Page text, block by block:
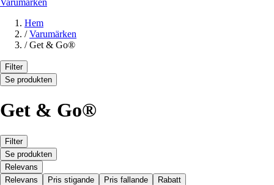
Varumärken
Hem
/ Varumärken
/ Get & Go®
Filter
Se produkten
Get & Go®
Filter
Se produkten
Relevans
Relevans
Pris stigande Pris fallande Rabatt